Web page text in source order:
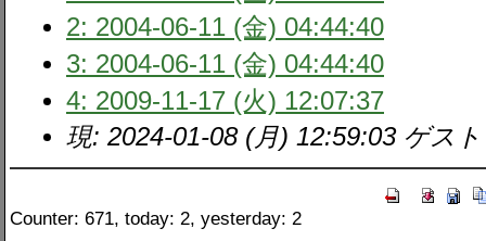
2: 2004-06-11 (金) 04:44:40
3: 2004-06-11 (金) 04:44:40
4: 2009-11-17 (火) 12:07:37
現: 2024-01-08 (月) 12:59:03 ゲスト
Counter: 671, today: 2, yesterday: 2